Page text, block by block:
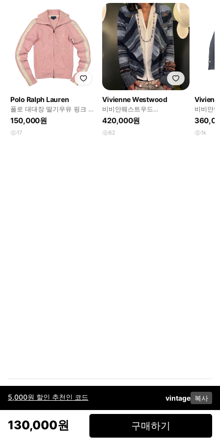
5,000원 할인 추천인 코드 vintage 복사
130,000원 구매하기
Polo Ralph Lauren
폴로 대대장 딸기우유 핑크 니
트 집업
150,000원
17
Vivienne Westwood
비비안웨스트우드
asymmetrical summer 버튼
가디건
420,000원
62
비비안
버튼 누
1k
이용약관고객센터판매개인정보 처리방침사업자 정보다운로드
페이스북